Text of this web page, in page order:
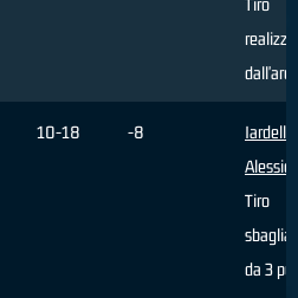
10-18 -8
Iardella
Alessio
Tiro
da 3